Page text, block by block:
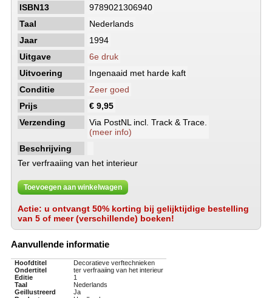
ISBN13
9789021306940
Taal
Nederlands
Jaar
1994
Uitgave
6e druk
Uitvoering
Ingenaaid met harde kaft
Conditie
Zeer goed
Prijs
€ 9,95
Verzending
Via PostNL incl. Track & Trace.
(meer info)
Beschrijving
Ter verfraaiing van het interieur
Toevoegen aan winkelwagen
Actie: u ontvangt 50% korting bij gelijktijdige bestelling
van 5 of meer (verschillende) boeken!
Aanvullende informatie
Hoofdtitel
Decoratieve verftechnieken
Ondertitel
ter verfraaiing van het interieur
Editie
1
Taal
Nederlands
Geillustreerd
Ja